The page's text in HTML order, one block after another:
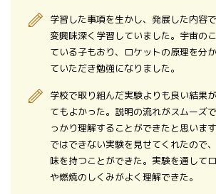
学習した事項を生かし、発展した内容
変興味深く学習していました。宇宙の
ている子もおり、ロケットの原理を分
ていただき勉強になりました。
学校で取り組んだ実験よりも良い結果
てもよかった。説明の流れがスムーズ
っかり理解することができたと思いま
ではできない実験を見せてくれたので
味を持つことができた。実験を通して
や燃焼のしくみがよく理解できた。